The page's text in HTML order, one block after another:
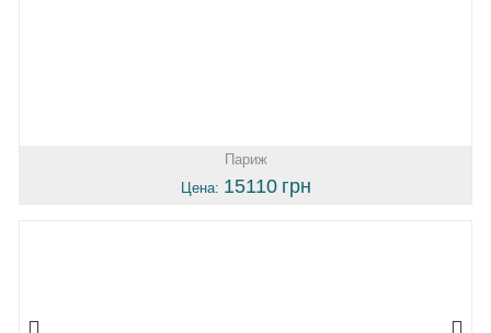
Париж
Цена: 15110 грн